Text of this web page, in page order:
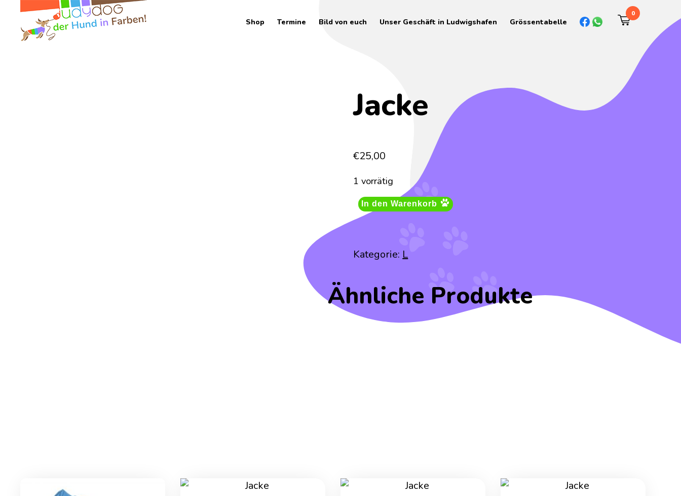
Shop Termine Bild von euch Unser Geschäft in Ludwigshafen Grössentabelle
0
Jacke
€25,00
1 vorrätig
In den Warenkorb
Kategorie: L
Ähnliche Produkte